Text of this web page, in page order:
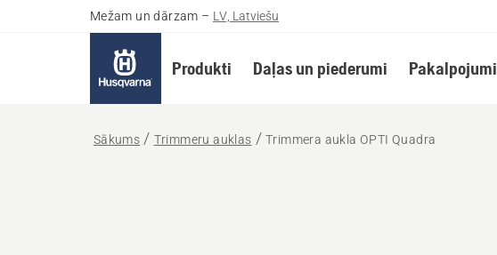
Mežam un dārzam – LV, Latviešu
Produkti Daļas un piederumi Pakalpojumi
Sākums Trimmeru auklas Trimmera aukla OPTI Quadra